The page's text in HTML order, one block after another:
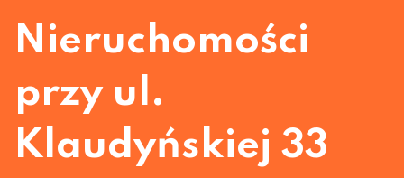
Nieruchomości
przy ul.
Klaudyńskiej 33